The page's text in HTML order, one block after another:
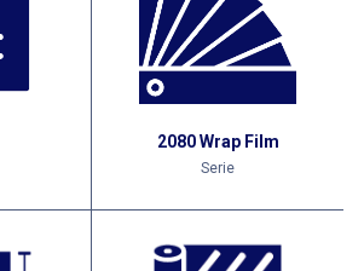
2080 Wrap Film
Serie